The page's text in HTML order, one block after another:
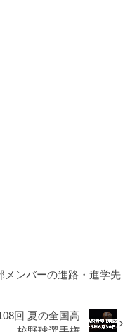
メンバーの進路・進学先
回 夏の全国高